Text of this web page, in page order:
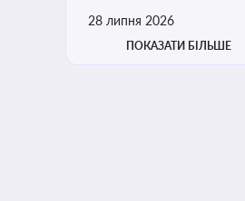
28 липня 2026
ПОКАЗАТИ БІЛЬШЕ